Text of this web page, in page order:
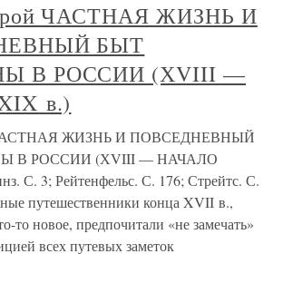
ЧАСТНАЯ ЖИЗНЬ И
БЫТ
В РОССИИ (ХVIII —
в.)
ЧАСТНАЯ ЖИЗНЬ И ПОВСЕДНЕВНЫЙ
В РОССИИ (ХVIII — НАЧАЛО
С. 3; Рейтенфельс. С. 176; Стрейтс. С.
путешественники конца XVII в.,
то новое, предпочитали «не замечать»
всех путевых заметок